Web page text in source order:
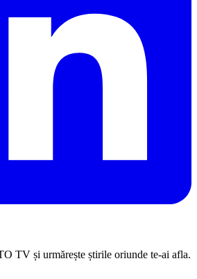
TV și urmărește știrile oriunde te-ai afla.